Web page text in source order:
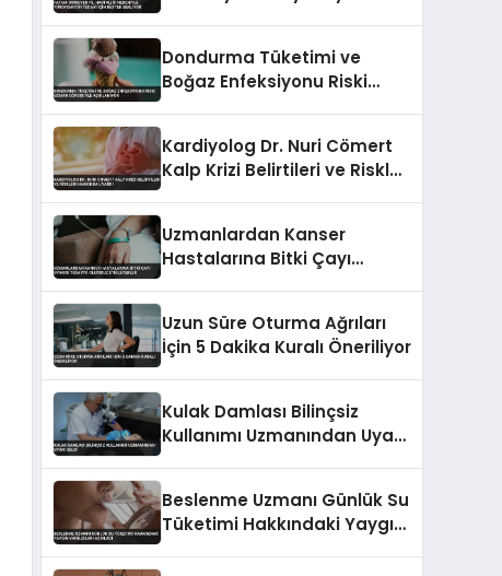
Dondurma Tüketimi ve
Boğaz Enfeksiyonu Riski
Kardiyolog Dr. Nuri Cömert
Kalp Krizi Belirtileri ve Riskleri
Uzmanlardan Kanser
Hastalarına Bitki Çayı
Uzun Süre Oturma Ağrıları
İçin 5 Dakika Kuralı Öneriliyor
Kulak Damlası Bilinçsiz
Kullanımı Uzmanından Uyarı
Beslenme Uzmanı Günlük Su
Tüketimi Hakkındaki Yaygın